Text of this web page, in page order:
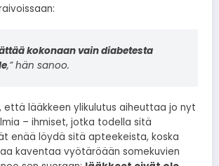
kokonaan vain diabetesta
,” hän sanoo.
että lääkkeen ylikulutus aiheuttaa jo nyt
– ihmiset, jotka todella sitä
enää löydä sitä apteekeista, koska
kaventaa vyötäröään somekuvien